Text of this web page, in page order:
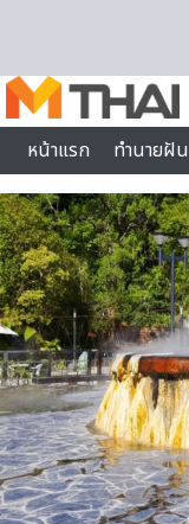
หน้าแรก
ทำนายฝัน
ไลฟ์สไตล์